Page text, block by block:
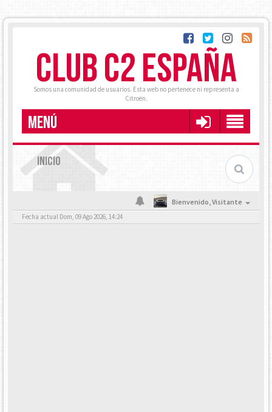
CLUB C2 ESPAÑA
Somos una comunidad de usuarios. Esta web no pertenece ni representa a
Citroën.
MENÚ
INICIO
Bienvenido,Visitante
Fecha actual Dom, 09 Ago 2026, 14:24